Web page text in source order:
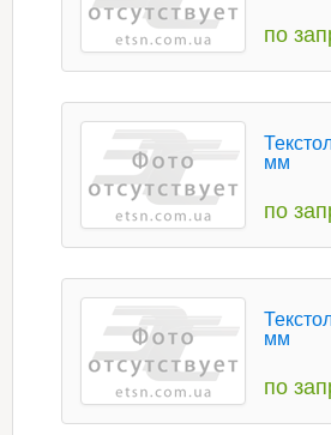
по
мм
по
мм
по